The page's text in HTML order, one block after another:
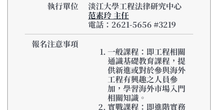
執行單位
淡江大學工程法律研究中心
范素玲 主任
電話：2621-5656 #3219
報名注意事項
一般課程：即工程相關
通識基礎教育課程，提
供新進或對於參與海外
工程有興趣之人員參
加，學習海外市場入門
相關知識。
實戰課程：即進階實務